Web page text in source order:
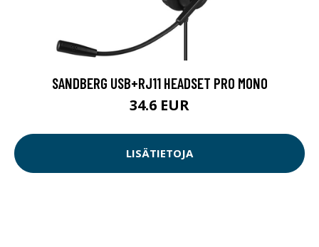
SANDBERG USB+RJ11 HEADSET PRO MONO
34.6 EUR
LISÄTIETOJA